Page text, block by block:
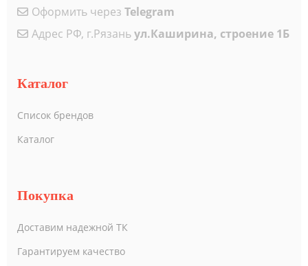
Оформить через Telegram
Адрес РФ, г.Рязаньул.Каширина, строение 1Б
Каталог
Список брендов
Каталог
Покупка
Доставим надежной ТК
Гарантируем качество